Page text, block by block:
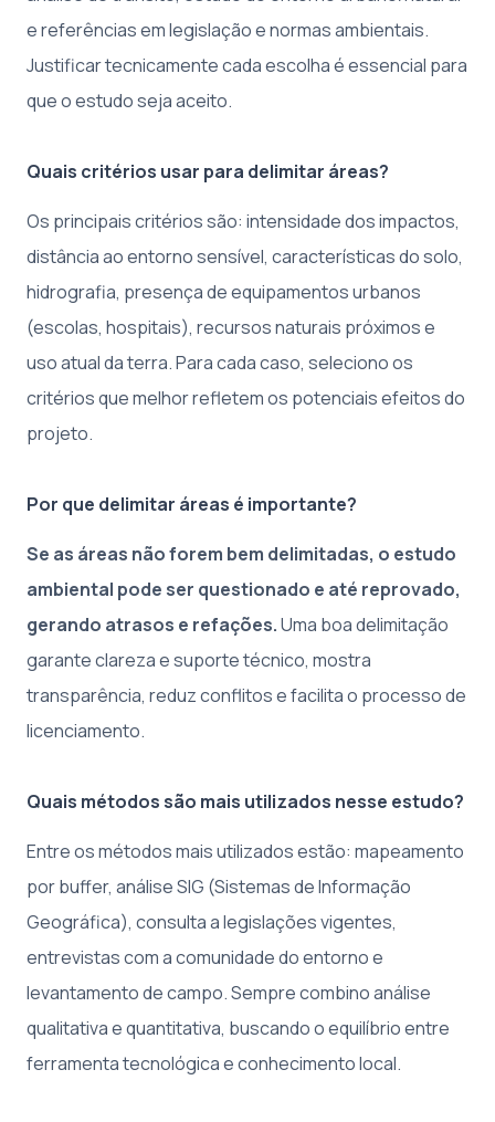
e referências em legislação e normas ambientais.
Justificar tecnicamente cada escolha é essencial para
que o estudo seja aceito.
Quais critérios usar para delimitar áreas?
Os principais critérios são: intensidade dos impactos,
distância ao entorno sensível, características do solo,
hidrografia, presença de equipamentos urbanos
(escolas, hospitais), recursos naturais próximos e
uso atual da terra. Para cada caso, seleciono os
critérios que melhor refletem os potenciais efeitos do
projeto.
Por que delimitar áreas é importante?
Se as áreas não forem bem delimitadas, o estudo
ambiental pode ser questionado e até reprovado,
gerando atrasos e refações.Uma boa delimitação
garante clareza e suporte técnico, mostra
transparência, reduz conflitos e facilita o processo de
licenciamento.
Quais métodos são mais utilizados nesse estudo?
Entre os métodos mais utilizados estão: mapeamento
por buffer, análise SIG (Sistemas de Informação
Geográfica), consulta a legislações vigentes,
entrevistas com a comunidade do entorno e
levantamento de campo. Sempre combino análise
qualitativa e quantitativa, buscando o equilíbrio entre
ferramenta tecnológica e conhecimento local.